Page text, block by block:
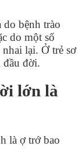
bệnh trào
do một số
lại. Ở trẻ sơ
đời.
lớn là
là ợ trớ bao